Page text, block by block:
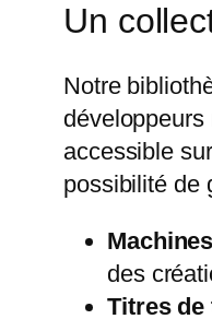
Un
Notre
accessible
possibilité de
des
Titres de